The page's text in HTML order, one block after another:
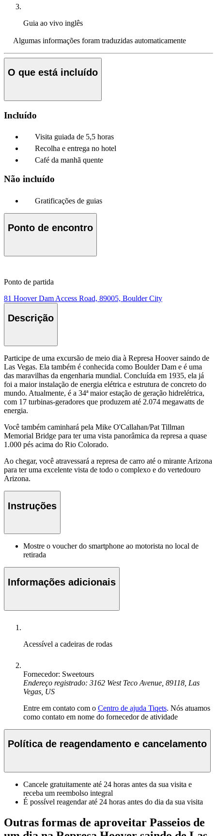
Guia ao vivo inglês
Algumas informações foram traduzidas automaticamente
O que está incluído
Incluído
Visita guiada de 5,5 horas
Recolha e entrega no hotel
Café da manhã quente
Não incluído
Gratificações de guias
Ponto de encontro
Ponto de partida
81 Hoover Dam Access Road, 89005, Boulder City
Descrição
Participe de uma excursão de meio dia à Represa Hoover saindo de
Las Vegas. Ela também é conhecida como Boulder Dam e é uma
das maravilhas da engenharia mundial. Concluída em 1935, ela já
foi a maior instalação de energia elétrica e estrutura de concreto do
mundo. Atualmente, é a 34ª maior estação de geração hidrelétrica,
com 17 turbinas-geradores que produzem até 2.074 megawatts de
energia.
Você também caminhará pela Mike O'Callahan/Pat Tillman
Memorial Bridge para ter uma vista panorâmica da represa a quase
1.000 pés acima do Rio Colorado.
Ao chegar, você atravessará a represa de carro até o mirante Arizona
para ter uma excelente vista de todo o complexo e do vertedouro
Arizona.
Instruções
Mostre o voucher do smartphone ao motorista no local de
retirada
Informações adicionais
Acessível a cadeiras de rodas
Fornecedor: Sweetours
Endereço registrado: 3162 West Teco Avenue, 89118, Las
Vegas, US
Entre em contato com o Centro de ajuda Tiqets. Nós atuamos
como contato em nome do fornecedor de atividade
Política de reagendamento e cancelamento
Cancele gratuitamente até 24 horas antes da sua visita e
receba um reembolso integral
É possível reagendar até 24 horas antes do dia da sua visita
Outras formas de aproveitar Passeios de